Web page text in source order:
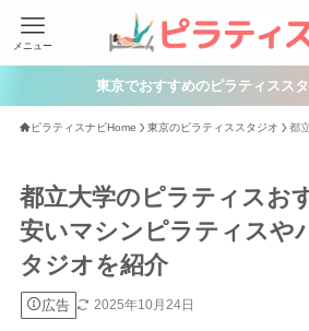
メニュー
東京でおすすめのピラティスス
ピラティスナビHome 東京のピラティススタジオ 都
都立大学のピラティスお
安いマシンピラティスや
タジオを紹介
広告 2025年10月24日